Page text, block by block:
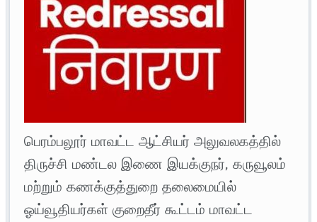
பெரம்பலூர் மாவட்ட ஆட்சியர் அலுவலகத்தில்
திருச்சி மண்டல இணை இயக்குநர், கருவூலம்
மற்றும் கணக்குத்துறை தலைமையில்
ஓய்வூதியர்கள் குறைதீர் கூட்டம் மாவட்ட